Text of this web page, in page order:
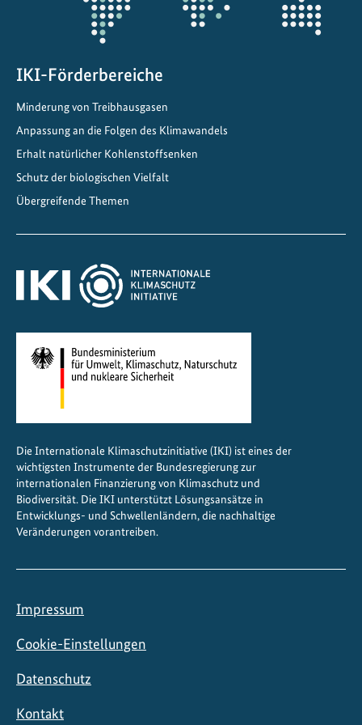
k
o
e
IKI-Förderbereiche
Minderung von Treibhausgasen
Anpassung an die Folgen des Klimawandels
Erhalt natürlicher Kohlenstoffsenken
Schutz der biologischen Vielfalt
Übergreifende Themen
Die Internationale Klimaschutzinitiative (IKI) ist eines der
wichtigsten Instrumente der Bundesregierung zur
internationalen Finanzierung von Klimaschutz und
Biodiversität. Die IKI unterstützt Lösungsansätze in
Entwicklungs- und Schwellenländern, die nachhaltige
Veränderungen vorantreiben.
Impressum
Cookie-Einstellungen
Datenschutz
Kontakt